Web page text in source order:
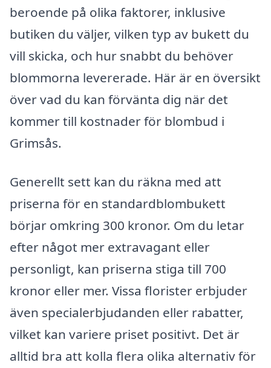
beroende på olika faktorer, inklusive
butiken du väljer, vilken typ av bukett du
vill skicka, och hur snabbt du behöver
blommorna levererade. Här är en översikt
över vad du kan förvänta dig när det
kommer till kostnader för blombud i
Grimsås.
Generellt sett kan du räkna med att
priserna för en standardblombukett
börjar omkring 300 kronor. Om du letar
efter något mer extravagant eller
personligt, kan priserna stiga till 700
kronor eller mer. Vissa florister erbjuder
även specialerbjudanden eller rabatter,
vilket kan variere priset positivt. Det är
alltid bra att kolla flera olika alternativ för